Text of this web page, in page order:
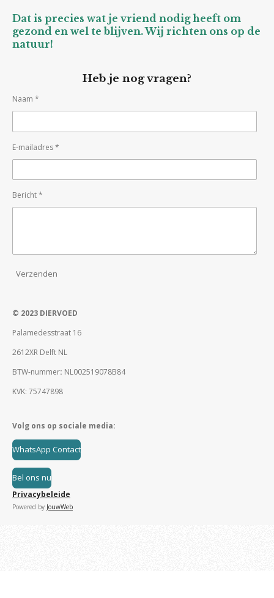
Dat is precies wat je vriend nodig heeft om
gezond en wel te blijven. Wij richten ons op de
natuur!
Heb je nog vragen?
Naam *
E-mailadres *
Bericht *
Verzenden
© 2023 DIERVOED
Palamedesstraat 16
2612XR Delft NL
BTW-nummer: NL002519078B84
KVK: 75747898
Volg ons op sociale media:
WhatsApp Contact
Bel ons nu
Privacybeleide
Powered by JouwWeb